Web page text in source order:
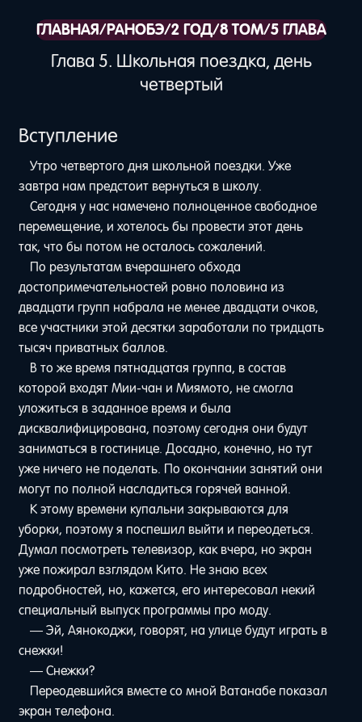
ГЛАВНАЯ/РАНОБЭ/2 ГОД/8 ТОМ/5 ГЛАВА
Глава 5. Школьная поездка, день
четвертый
Вступление
Утро четвертого дня школьной поездки. Уже
завтра нам предстоит вернуться в школу.
Сегодня у нас намечено полноценное свободное
перемещение, и хотелось бы провести этот день
так, что бы потом не осталось сожалений.
По результатам вчерашнего обхода
достопримечательностей ровно половина из
двадцати групп набрала не менее двадцати очков,
все участники этой десятки заработали по тридцать
тысяч приватных баллов.
В то же время пятнадцатая группа, в состав
которой входят Мии-чан и Миямото, не смогла
уложиться в заданное время и была
дисквалифицирована, поэтому сегодня они будут
заниматься в гостинице. Досадно, конечно, но тут
уже ничего не поделать. По окончании занятий они
могут по полной насладиться горячей ванной.
К этому времени купальни закрываются для
уборки, поэтому я поспешил выйти и переодеться.
Думал посмотреть телевизор, как вчера, но экран
уже пожирал взглядом Кито. Не знаю всех
подробностей, но, кажется, его интересовал некий
специальный выпуск программы про моду.
— Эй, Аянокоджи, говорят, на улице будут играть в
снежки!
— Снежки?
Переодевшийся вместе со мной Ватанабе показал
экран телефона.